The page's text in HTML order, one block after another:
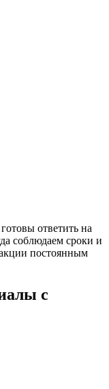
ответить на
соблюдаем сроки и
постоянным
с